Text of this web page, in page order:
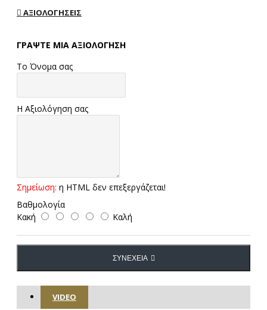
ΑΞΙΟΛΟΓΉΣΕΙΣ
ΓΡΆΨΤΕ ΜΙΑ ΑΞΙΟΛΌΓΗΣΗ
Το Όνομα σας
Η Αξιολόγηση σας
Σημείωση: η HTML δεν επεξεργάζεται!
Βαθμολογία
Κακή
Καλή
ΣΥΝΈΧΕΙΑ
VIDEO